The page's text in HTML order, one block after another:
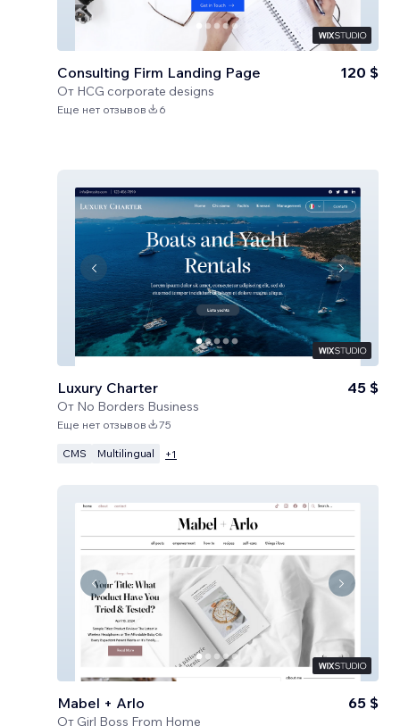
Consulting Firm Landing Page
От HCG corporate designs
120 $
Еще нет отзывов 6
Luxury Charter
От No Borders Business
45 $
Еще нет отзывов 75
CMS Multilingual +1
Mabel + Arlo
От Girl Boss From Home
65 $